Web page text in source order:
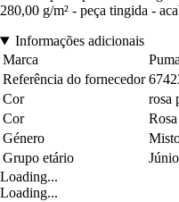
280,00 g/m² - peça tingida -
Informações adicionais
Marca
Puma
Referência do fornecedor
Cor
rosa
Cor
Rosa
Género
Grupo etário
Loading...
Loading...